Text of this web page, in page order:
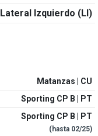
Lateral Izquierdo (LI)
Matanzas | CU
Sporting CP B | PT
Sporting CP B | PT
(hasta 02/25)